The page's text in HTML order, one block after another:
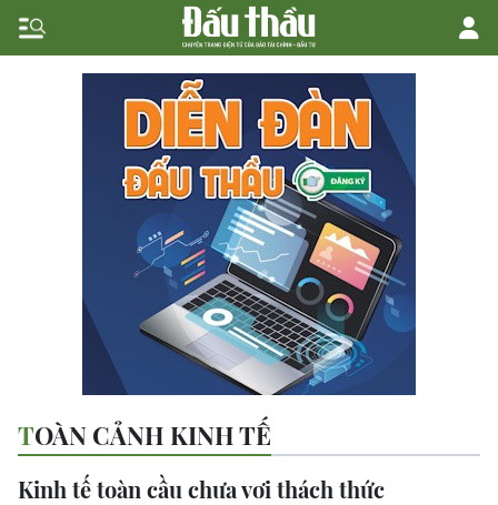
TOÀN CẢNH KINH TẾ
Kinh tế toàn cầu chưa vơi thách thức